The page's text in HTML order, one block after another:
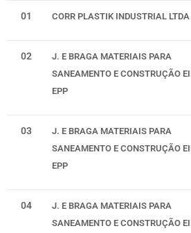
01 CORR PLASTIK INDUSTRIAL LTDA
02
J. E BRAGA MATERIAIS PARA
SANEAMENTO E CONSTRUÇÃO
EPP
03
J. E BRAGA MATERIAIS PARA
SANEAMENTO E CONSTRUÇÃO
EPP
04
J. E BRAGA MATERIAIS PARA
SANEAMENTO E CONSTRUÇÃO